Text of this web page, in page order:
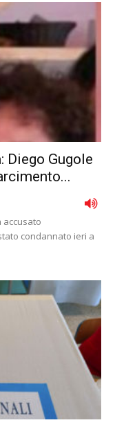
Diego Gugole
accusato
condannato ieri a